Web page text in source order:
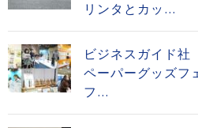
リンタとカッ...
ビジネスガイド
ペーパーグッズフ
フ...